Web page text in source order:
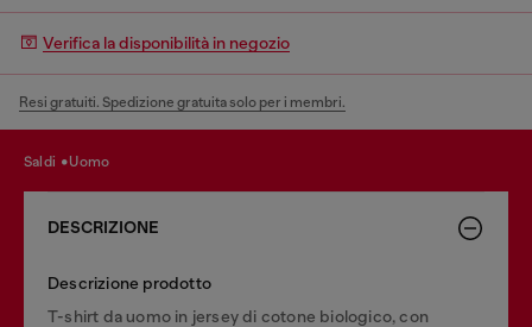
Verifica la disponibilità in negozio
Resi gratuiti. Spedizione gratuita solo per i membri.
saldi uomo
DESCRIZIONE
Descrizione prodotto
T-shirt da uomo in jersey di cotone biologico, con